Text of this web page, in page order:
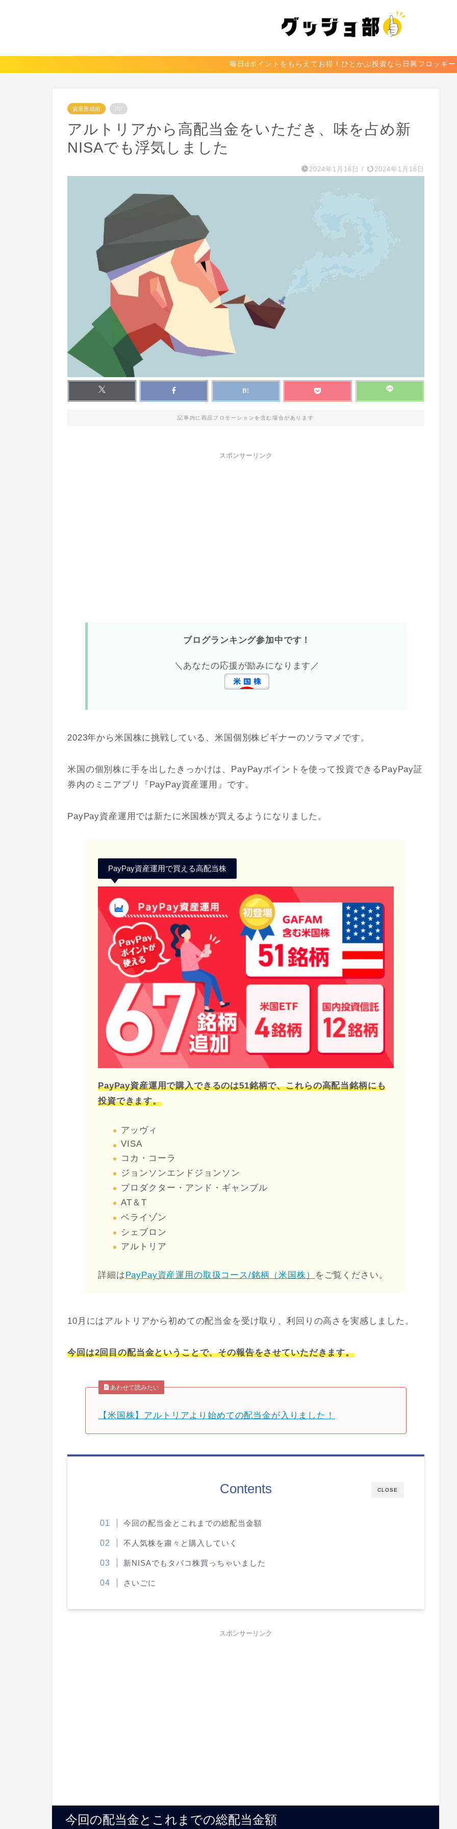
毎日dポイントをもらえてお得！ひとかぶ投資なら日興フロッギー
資産形成術 PR
アルトリアから高配当金をいただき、味を占め新
NISAでも浮気しました
2024年1月16日 / 2024年1月16日
記事内に商品プロモーションを含む場合があります
スポンサーリンク
ブログランキング参加中です！
＼あなたの応援が励みになります／
2023年から米国株に挑戦している、米国個別株ビギナーのソラマメです。
米国の個別株に手を出したきっかけは、PayPayポイントを使って投資できるPayPay証
券内のミニアプリ『PayPay資産運用』です。
PayPay資産運用では新たに米国株が買えるようになりました。
PayPay資産運用で買える高配当株
PayPay資産運用で購入できるのは51銘柄で、これらの高配当銘柄にも
投資できます。
アッヴィ
VISA
コカ・コーラ
ジョンソンエンドジョンソン
プロダクター・アンド・ギャンブル
AT＆T
ベライゾン
シェブロン
アルトリア
詳細は PayPay資産運用の取扱コース/銘柄（米国株） をご覧ください。
10月にはアルトリアから初めての配当金を受け取り、利回りの高さを実感しました。
今回は2回目の配当金ということで、その報告をさせていただきます。
あわせて読みたい
【米国株】アルトリアより始めての配当金が入りました！
CLOSE
Contents
今回の配当金とこれまでの総配当金額
不人気株を粛々と購入していく
新NISAでもタバコ株買っちゃいました
さいごに
スポンサーリンク
今回の配当金とこれまでの総配当金額